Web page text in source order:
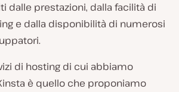
dalle prestazioni, dalla facilità di
e dalla disponibilità di numerosi
di hosting di cui abbiamo
è quello che proponiamo